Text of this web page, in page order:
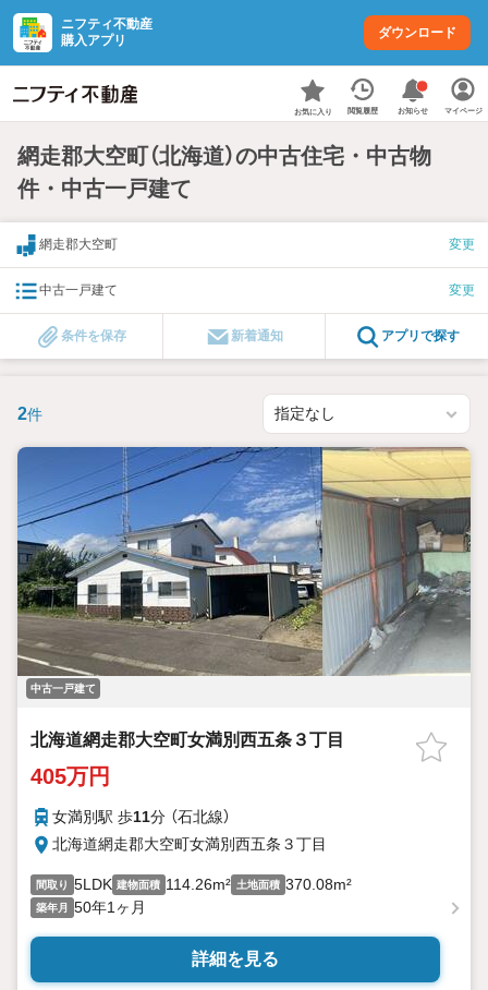
ニフティ不動産
購入アプリ
ダウンロード
お気に入り 閲覧履歴 お知らせ マイページ
網走郡大空町（北海道）の中古住宅・中古物
件・中古一戸建て
網走郡大空町 変更
中古一戸建て 変更
条件を保存 新着通知 アプリで探す
2件
中古一戸建て
北海道網走郡大空町女満別西五条３丁目
405万円
女満別駅 歩11分 （石北線）
北海道網走郡大空町女満別西五条３丁目
間取り 5LDK 建物面積 114.26m² 土地面積 370.08m²
築年月 50年1ヶ月
詳細を見る